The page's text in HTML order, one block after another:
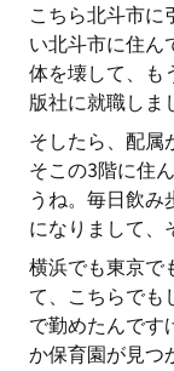
こちら北斗市に
い北斗市に住ん
体を壊して、も
版社に就職しま
そしたら、配属
そこの3階に住
うね。毎日飲み
になりまして、
横浜でも東京で
て、こちらでも
で勤めたんです
か保育園が見つ